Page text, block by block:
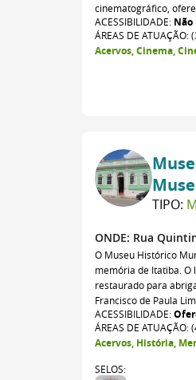
cinematográfico,
ACESSIBILIDADE:
ÁREAS DE ATUAÇÃO:
Acervos, Cinema,
TIPO:
ONDE: Rua
O Museu Histórico
memória de Itatiba. O
restaurado para
Francisco de Paula
ACESSIBILIDADE:
ÁREAS DE ATUAÇÃO:
Acervos, História,
SELOS: